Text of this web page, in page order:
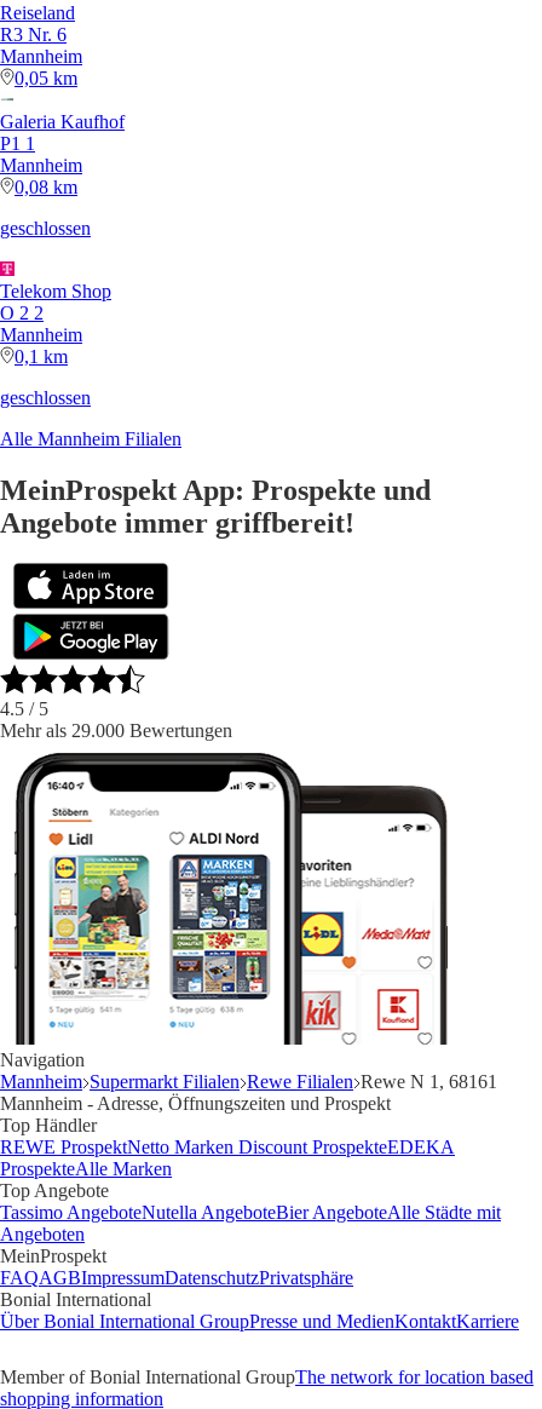
Reiseland
R3 Nr. 6
Mannheim
0,05 km
Galeria Kaufhof
P1 1
Mannheim
0,08 km
geschlossen
Telekom Shop
O 2 2
Mannheim
0,1 km
geschlossen
Alle Mannheim Filialen
MeinProspekt App: Prospekte und
Angebote immer griffbereit!
4.5 / 5
Mehr als 29.000 Bewertungen
Navigation
Mannheim Supermarkt Filialen Rewe Filialen Rewe N 1, 68161
Mannheim - Adresse, Öffnungszeiten und Prospekt
Top Händler
REWE ProspektNetto Marken Discount ProspekteEDEKA
ProspekteAlle Marken
Top Angebote
Tassimo AngeboteNutella AngeboteBier AngeboteAlle Städte mit
Angeboten
MeinProspekt
FAQAGBImpressumDatenschutzPrivatsphäre
Bonial International
Über Bonial International GroupPresse und MedienKontaktKarriere
Member of Bonial International GroupThe network for location based
shopping information